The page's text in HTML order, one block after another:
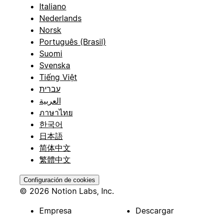
Italiano
Nederlands
Norsk
Português (Brasil)
Suomi
Svenska
Tiếng Việt
עברית
العربية
ภาษาไทย
한국어
日本語
简体中文
繁體中文
Configuración de cookies
© 2026 Notion Labs, Inc.
Empresa
Descargar